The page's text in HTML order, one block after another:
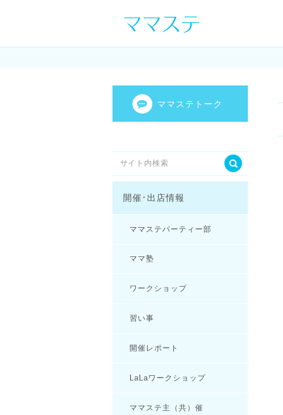
ママステトーク
開催･出店情報
ママステパーティー部
ママ塾
ワークショップ
習い事
開催レポート
LaLaワークショップ
ママステ主（共）催